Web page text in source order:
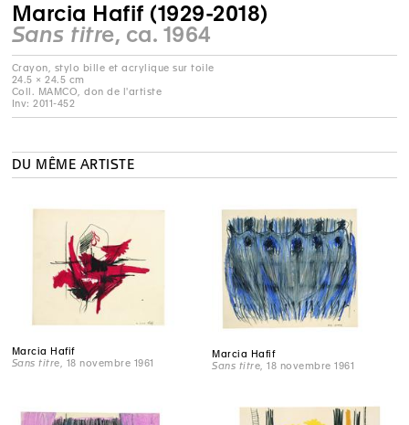
Marcia Hafif (1929-2018)
Sans titre, ca. 1964
Crayon, stylo bille et acrylique sur toile
24.5 × 24.5 cm
Coll. MAMCO, don de l'artiste
Inv: 2011-452
DU MÊME ARTISTE
Marcia Hafif
Sans titre , 18 novembre 1961
Marcia Hafif
Sans titre , 18 novembre 1961